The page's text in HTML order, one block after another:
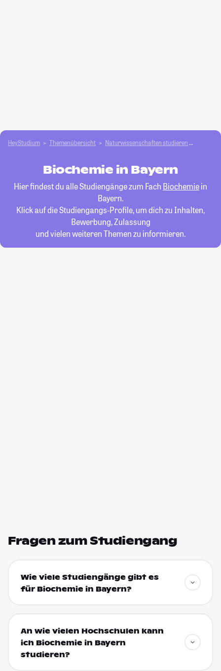
HeyStudium Themenübersicht Natur­wissenschaften studieren
Biochemie in Bayern
Hier findest du alle Studiengänge zum Fach Biochemiein
Bayern.
Klick auf die Studiengangs-Profile, um dich zu Inhalten,
Bewerbung, Zulassung
und vielen weiteren Themen zu informieren.
Fragen zum Studiengang
Wie viele Studiengänge gibt es
für Biochemie in Bayern?
An wie vielen Hochschulen kann
ich Biochemie in Bayern
studieren?